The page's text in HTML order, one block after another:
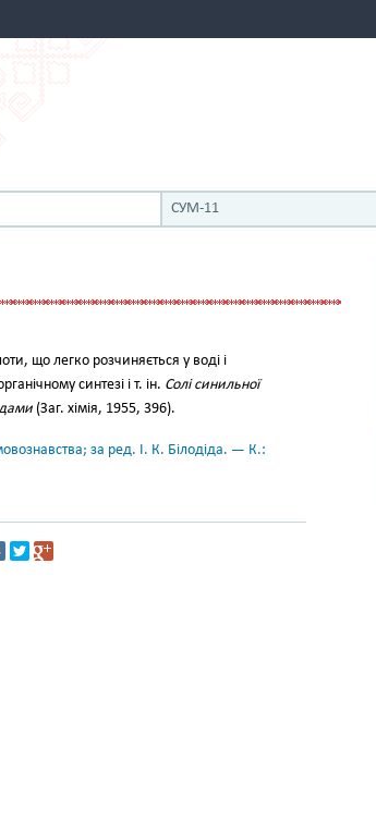
СУМ-11
що легко розчиняється у воді і
синтезі і т. ін. Солі синильної
(Заг. хімія, 1955, 396).
за ред. І. К. Білодіда. — К.: